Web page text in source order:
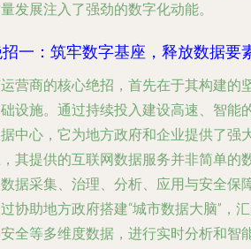
发展注入了强劲的数字化动能。
一：筑牢数字基座，释放数据要
营商的核心绝招，首先在于其构建的
设施。通过持续投入建设高速、智能
中心，它为地方政府和企业提供了强
其提供的互联网数据服务并非简单的
据采集、治理、分析、应用与安全保
协助地方政府搭建“城市数据大脑”，
全等多维度数据，进行实时分析和智